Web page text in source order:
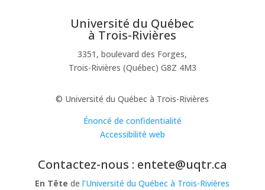
Université du Québec
à Trois-Rivières
3351, boulevard des Forges,
Trois-Rivières (Québec) G8Z 4M3
© Université du Québec à Trois-Rivières
Énoncé de confidentialité
Accessibilité web
Contactez-nous : entete@uqtr.ca
En Tête del’Université du Québec à Trois-Rivières